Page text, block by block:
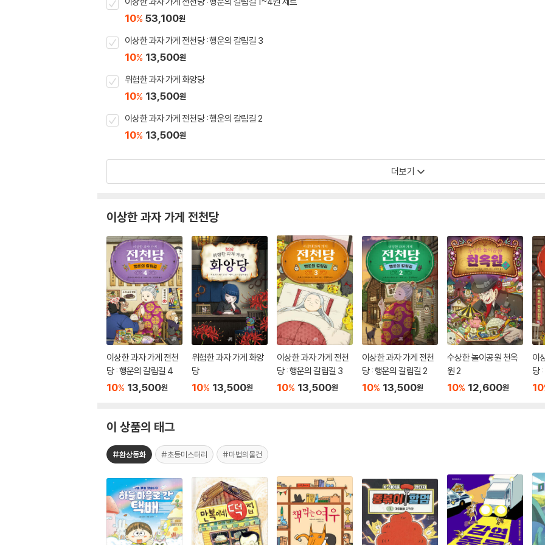
10% 53,100원
이상한 과자 가게 전천당 : 행운의 갈림길 3
10% 13,500원
위험한 과자 가게 화앙당
10% 13,500원
이상한 과자 가게 전천당 : 행운의 갈림길 2
10% 13,500원
더보기
이상한 과자 가게 전천당
이상한 과자 가게 전천
당 : 행운의 갈림길 4
10% 13,500원
위험한 과자 가게 화앙
당
10% 13,500원
이상한 과자 가게 전천
당 : 행운의 갈림길 3
10% 13,500원
이상한 과자 가게 전천
당 : 행운의 갈림길 2
10% 13,500원
수상한 놀이공원 천옥
원 2
10% 12,600원
이
당
10
이 상품의 태그
#환상동화 #초등미스터리 #마법의물건